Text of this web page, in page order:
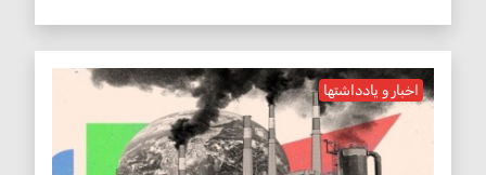
اخبار و یادداشتها